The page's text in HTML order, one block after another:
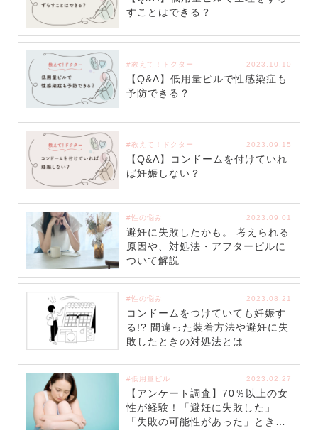
すことはできる？
#教えて！ドクター 2023.10.10
【Q&A】低用量ピルで性感染症も
予防できる？
#教えて！ドクター 2023.09.15
【Q&A】コンドームを付けていれ
ば妊娠しない？
#性の悩み 2023.09.01
避妊に失敗したかも。 考えられる
原因や、対処法・アフターピルに
ついて解説
#性の悩み 2023.08.21
コンドームをつけていても妊娠す
る!? 間違った装着方法や避妊に失
敗したときの対処法とは
#低用量ピル 2023.02.27
【アンケート調査】70％以上の女
性が経験！「避妊に失敗した」
「失敗の可能性があった」ときの